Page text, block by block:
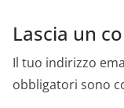
Lascia un
Il tuo indirizzo
obbligatori sono